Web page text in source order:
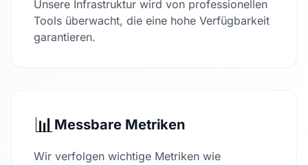
Unsere Infrastruktur wird von professionellen
Tools überwacht, die eine hohe Verfügbarkeit
garantieren.
📊Messbare Metriken
Wir verfolgen wichtige Metriken wie